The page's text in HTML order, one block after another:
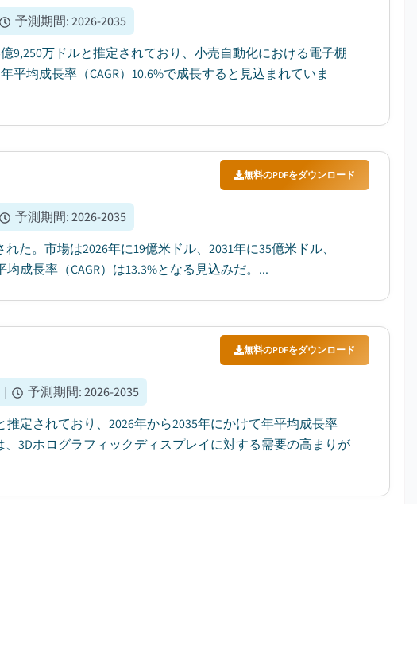
予測期間:2026-2035
9,250万ドルと推定されており、小売自動化における電子棚
平均成長率（CAGR）10.6%で成長すると見込まれていま
無料のPDFをダウンロード
予測期間:2026-2035
た。市場は2026年に19億米ドル、2031年に35億米ドル、
成長率（CAGR）は13.3%となる見込みだ。...
無料のPDFをダウンロード
| 予測期間:2026-2035
定されており、2026年から2035年にかけて年平均成長率
、3Dホログラフィックディスプレイに対する需要の高まりが